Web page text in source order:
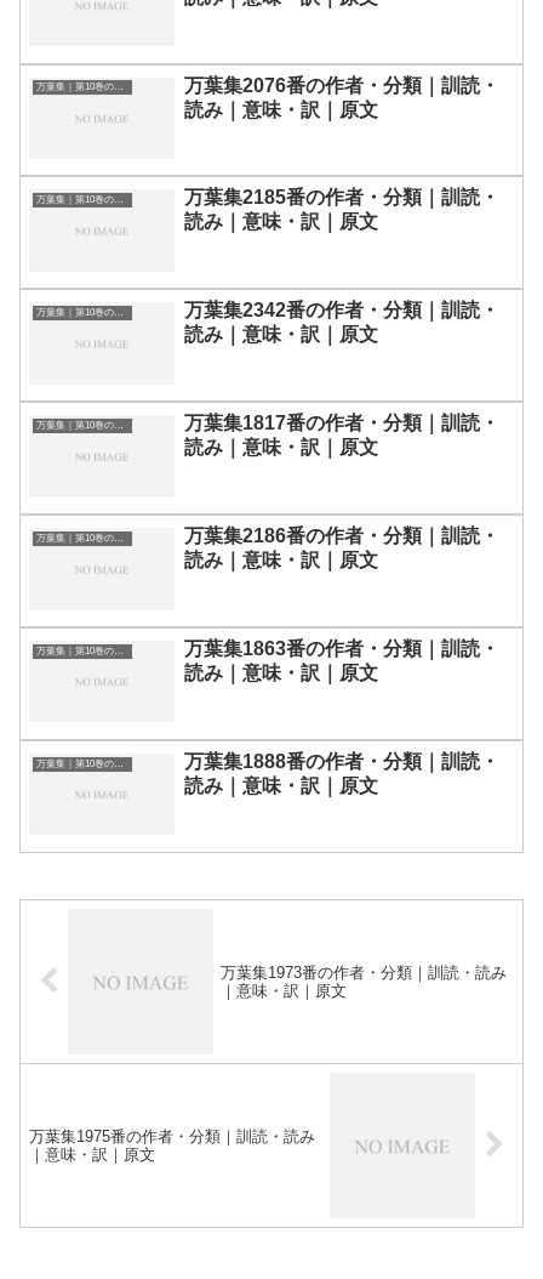
万葉集｜第10巻の和歌一覧
万葉集2076番の作者・分類｜訓読・
読み｜意味・訳｜原文
万葉集｜第10巻の和歌一覧
万葉集2185番の作者・分類｜訓読・
読み｜意味・訳｜原文
万葉集｜第10巻の和歌一覧
万葉集2342番の作者・分類｜訓読・
読み｜意味・訳｜原文
万葉集｜第10巻の和歌一覧
万葉集1817番の作者・分類｜訓読・
読み｜意味・訳｜原文
万葉集｜第10巻の和歌一覧
万葉集2186番の作者・分類｜訓読・
読み｜意味・訳｜原文
万葉集｜第10巻の和歌一覧
万葉集1863番の作者・分類｜訓読・
読み｜意味・訳｜原文
万葉集｜第10巻の和歌一覧
万葉集1888番の作者・分類｜訓読・
読み｜意味・訳｜原文
万葉集1973番の作者・分類｜訓読・読み
｜意味・訳｜原文
万葉集1975番の作者・分類｜訓読・読み
｜意味・訳｜原文